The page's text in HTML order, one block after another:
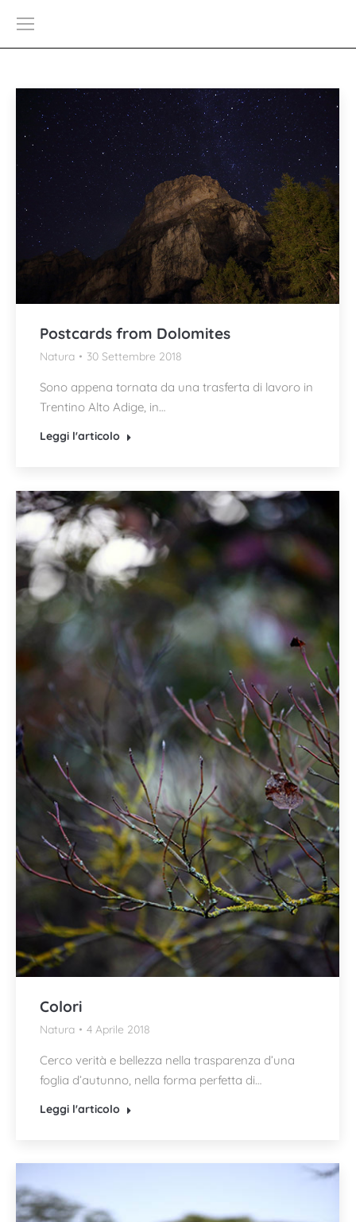
Postcards from Dolomites
Natura 30 Settembre 2018
Sono appena tornata da una trasferta di lavoro in
Trentino Alto Adige, in…
Leggi l'articolo
Colori
Natura 4 Aprile 2018
Cerco verità e bellezza nella trasparenza d’una
foglia d’autunno, nella forma perfetta di…
Leggi l'articolo